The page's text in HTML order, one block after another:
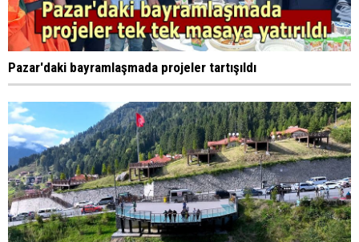
Pazar'daki bayramlaşmada projeler tartışıldı